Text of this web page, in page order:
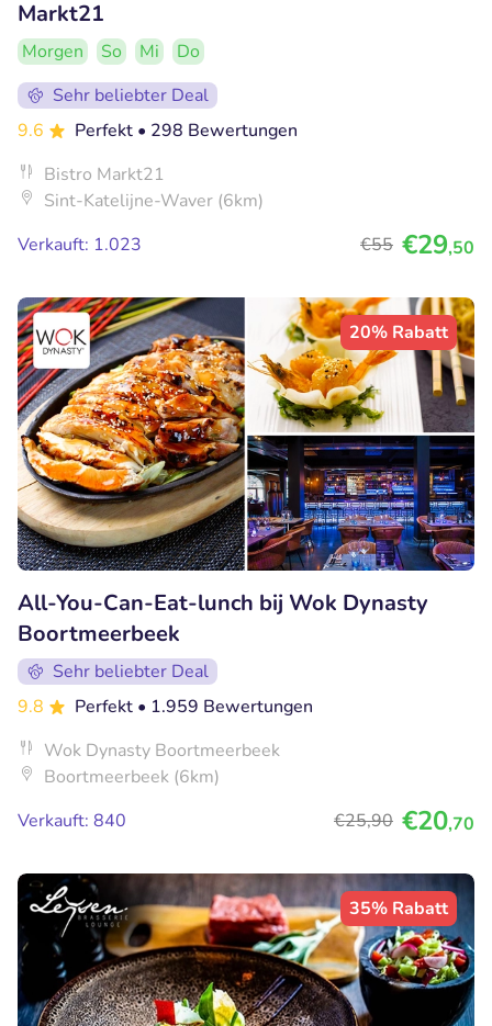
Markt21
Morgen So Mi
Do
Sehr beliebter Deal
9.6
Perfekt • 298 Bewertungen
Bistro Markt21
Sint-Katelijne-Waver (6km)
Verkauft: 1.023
€55 €29,50
20% Rabatt
All-You-Can-Eat-lunch bij Wok Dynasty
Boortmeerbeek
Sehr beliebter Deal
9.8
Perfekt • 1.959 Bewertungen
Wok Dynasty Boortmeerbeek
Boortmeerbeek (6km)
Verkauft: 840
€25,90 €20,70
35% Rabatt